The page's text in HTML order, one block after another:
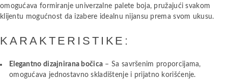
omogućava formiranje univerzalne palete boja, pružajući svakom
klijentu mogućnost da izabere idealnu nijansu prema svom ukusu.
KARAKTERISTIKE:
Elegantno dizajnirana bočica – Sa savršenim proporcijama,
omogućava jednostavno skladištenje i prijatno korišćenje.